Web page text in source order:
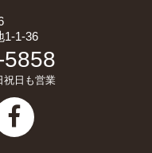
1-1-36
祝日も営業